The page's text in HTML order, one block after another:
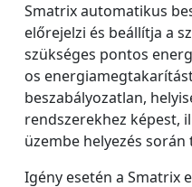
Smatrix automatikus
előrejelzi és beállítja a
szükséges pontos
os
beszabályozatlan,
rendszerekhez képest,
üzembe helyezés
Igény esetén a Smatrix